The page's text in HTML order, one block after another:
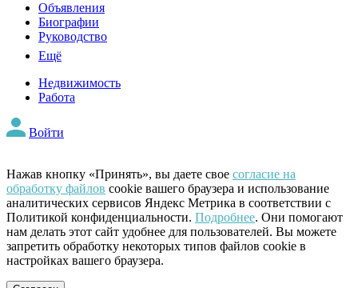
Объявления
Биографии
Руководство
Ещё
Недвижимость
Работа
Войти
Нажав кнопку «Принять», вы даете свое согласие на
обработку файлов cookie вашего браузера и использование
аналитических сервисов Яндекс Метрика в соответствии с
Политикой конфиденциальности. Подробнее. Они помогают
нам делать этот сайт удобнее для пользователей. Вы можете
запретить обработку некоторых типов файлов cookie в
настройках вашего браузера.